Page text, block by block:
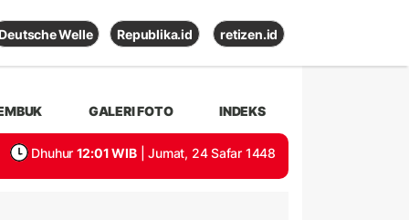
Deutsche Welle Republika.id retizen.id
GALERI FOTO INDEKS
Dhuhur 12:01 WIB | Jumat, 24 Safar 1448